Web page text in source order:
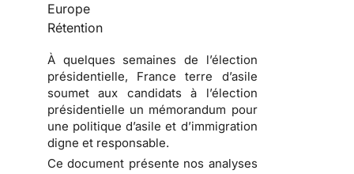
Europe
Rétention
À quelques semaines de l’élection
présidentielle, France terre d’asile
soumet aux candidats à l’élection
présidentielle un mémorandum pour
une politique d’asile et d’immigration
digne et responsable.
Ce document présente nos analyses